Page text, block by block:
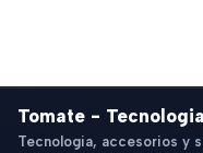
Tomate -
Tecnologia, accesorios y